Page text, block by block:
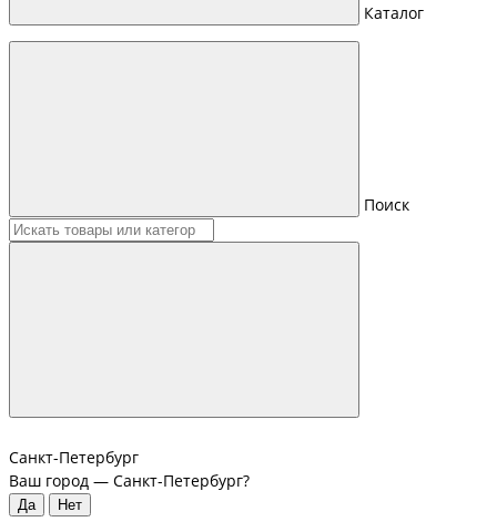
Каталог
Поиск
Санкт-Петербург
Ваш город — Санкт-Петербург?